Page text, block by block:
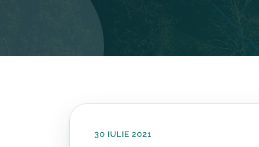
30 IULIE 2021